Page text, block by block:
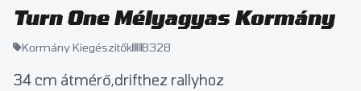
Turn One Mélyagyas Kormány
Kormány Kiegészitők B328
34 cm átmérő,drifthez rallyhoz